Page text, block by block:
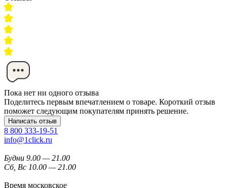
Пока нет ни одного отзыва
Поделитесь первым впечатлением о товаре. Короткий отзыв
поможет следующим покупателям принять решение.
Написать отзыв
8 800 333-19-51
info@1click.ru
Будни 9.00 — 21.00
Сб, Вс 10.00 — 21.00
Время московское